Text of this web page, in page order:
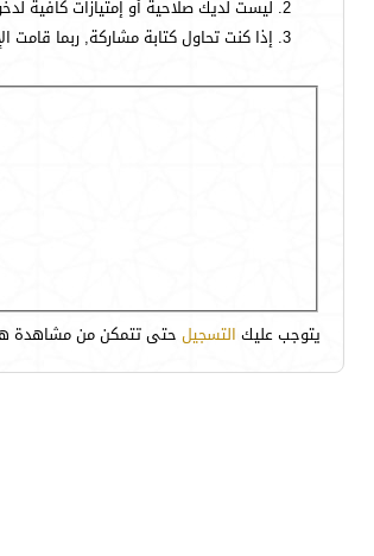
ليست لديك صلاحية أو إمتيازات كافية
إذا كنت تحاول كتابة مشاركة, ربما
يتوجب عليك التسجيل حتى تتمكن من مشاهدة